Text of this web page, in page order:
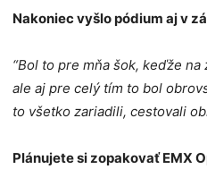
Nakoniec vyšlo pódium aj v
“Bol to pre mňa šok, keďže
ale aj pre celý tím to bol
to všetko zariadili, cestovali
Plánujete si zopakovať EMX